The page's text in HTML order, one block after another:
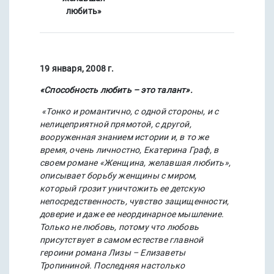
любить»
19 января, 2008 г.
«Способность любить – это талант».
«Тонко и романтично, с одной стороны, и с
нелицеприятной прямотой, с другой,
вооруженная знанием истории и, в то же
время, очень личностно, Екатерина Граф, в
своем романе «Женщина, желавшая любить»,
описывает борьбу женщины с миром,
который грозит уничтожить ее детскую
непосредственность, чувство защищенности,
доверие и даже ее неординарное мышление.
Только не любовь, потому что любовь
присутствует в самом естестве главной
героини романа Лизы – Елизаветы
Тропининой. Последняя настолько